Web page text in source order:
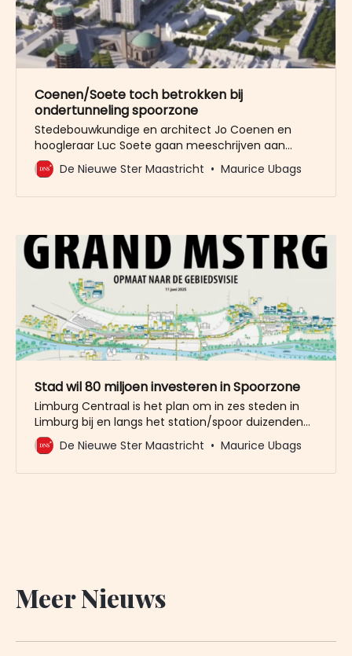
Coenen/Soete toch betrokken bij
ondertunneling spoorzone
Stedebouwkundige en architect Jo Coenen en
hoogleraar Luc Soete gaan meeschrijven aan
scenario’s voor het realiseren van ruim
zevenduizend woningen in de spoorzone in
Groene Loper, om op het tunneldek
De Nieuwe Ster Maastricht Maurice Ubags
Stad wil 80 miljoen investeren in Spoorzone
Limburg Centraal is het plan om in zes steden in
Limburg bij en langs het station/spoor duizenden
woningen, kantoren en andere voorzieningen te
bouwen. Het college van Maastricht heeft,
De Nieuwe Ster Maastricht Maurice Ubags
Meer Nieuws